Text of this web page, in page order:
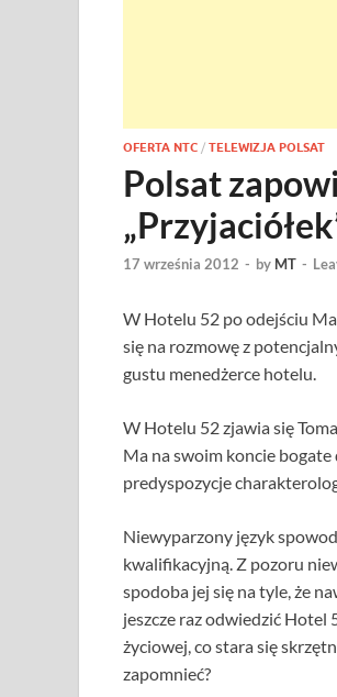
OFERTA NTC / TELEWIZJA POLSAT
Polsat
17 września 2012 - by MT -
W Hotelu 52 po odejściu
się na rozmowę z
gustu menedżerce hotelu.
W Hotelu 52 zjawia się
Ma na swoim koncie
predyspozycje
Niewyparzony język
kwalifikacyjną. Z pozoru
spodoba jej się na tyle, że
jeszcze raz odwiedzić Hotel
życiowej, co stara się
zapomnieć?